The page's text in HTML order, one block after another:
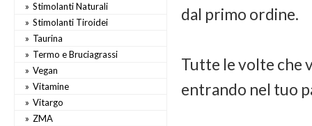
Stimolanti Naturali
Stimolanti Tiroidei
Taurina
Termo e Bruciagrassi
Vegan
Vitamine
Vitargo
ZMA
dal primo ordine.
Tutte le volte che
entrando nel tuo